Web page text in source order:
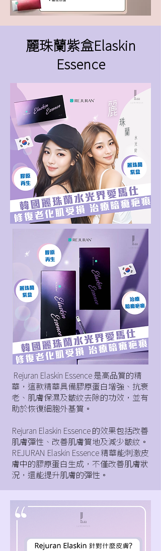
麗珠蘭紫盒Elaskin
Essence
Rejuran Elaskin Essence 是高品質的精
華，這款精華具備膠原蛋白增強、抗衰
老、肌膚保濕及皺紋去除的功效，並有
助於恢復細胞外基質。
Rejuran Elaskin Essence 的效果包括改善
肌膚彈性、改善肌膚質地及減少皺紋。
REJURAN Elaskin Essence 精華能刺激皮
膚中的膠原蛋白生成，不僅改善肌膚狀
況，還能提升肌膚的彈性。